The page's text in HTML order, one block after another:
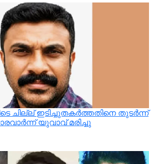
​ചില്ല് ഇടിച്ചുതക‍ർത്തതിനെ തുടർന്ന്
യുവാവ് മരിച്ചു